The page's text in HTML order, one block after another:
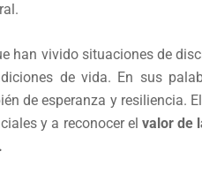
han vivido situaciones de
de vida. En sus
de esperanza y resiliencia.
y a reconocer el valor de